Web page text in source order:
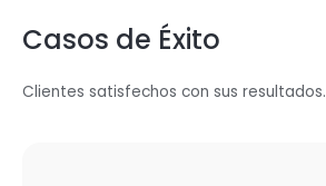
Casos de Éxito
Clientes satisfechos con sus resultados.